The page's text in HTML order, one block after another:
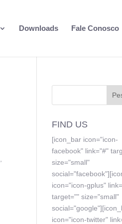
Downloads Fale Conosco
FIND US
[icon_bar icon="icon-
facebook" link="#"
size="small"
icon="icon-gplus"
target="" size="small"
icon="icon-twitter"